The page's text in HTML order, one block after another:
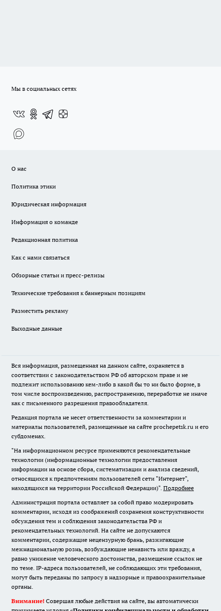
Мы в социальных сетях
О нас
Политика этики
Юридическая информация
Информация о команде
Редакционная политика
Как с нами связаться
Обзорные статьи и пресс-релизы
Технические требования к баннерным позициям
Разместить рекламу
Выходные данные
Вся информация, размещенная на данном сайте, охраняется в
соответствии с законодательством РФ об авторском праве и не
подлежит использованию кем-либо в какой бы то ни было форме, в
том числе воспроизведению, распространению, переработке не иначе
как с письменного разрешения правообладателя.
Редакция портала не несет ответственности за комментарии и
материалы пользователей, размещенные на сайте prochepetsk.ru и его
субдоменах.
"На информационном ресурсе применяются рекомендательные
технологии (информационные технологии предоставления
информации на основе сбора, систематизации и анализа сведений,
относящихся к предпочтениям пользователей сети "Интернет",
находящихся на территории Российской Федерации)". Подробнее
Администрация портала оставляет за собой право модерировать
комментарии, исходя из соображений сохранения конструктивности
обсуждения тем и соблюдения законодательства РФ и
рекомендательных технологий. На сайте не допускаются
комментарии, содержащие нецензурную брань, разжигающие
межнациональную рознь, возбуждающие ненависть или вражду, а
равно унижение человеческого достоинства, размещение ссылок не
по теме. IP-адреса пользователей, не соблюдающих эти требования,
могут быть переданы по запросу в надзорные и правоохранительные
органы.
Внимание! Совершая любые действия на сайте, вы автоматически